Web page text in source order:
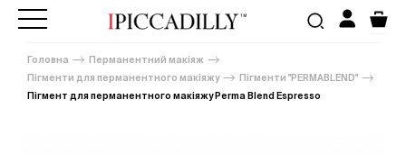
Головна
Перманентний макіяж
Пігменти для перманентного макіяжу
Пігменти "PERMABLEND"
Пігмент для перманентного макіяжу Perma Blend Espresso